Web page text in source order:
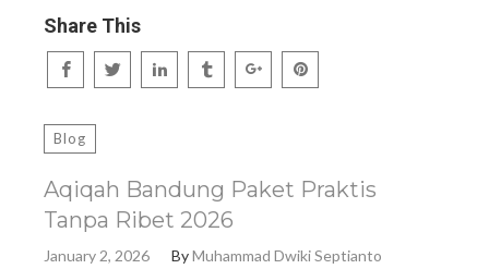
Share This
Blog
Aqiqah Bandung Paket Praktis
Tanpa Ribet 2026
January 2, 2026 ByMuhammad Dwiki Septianto